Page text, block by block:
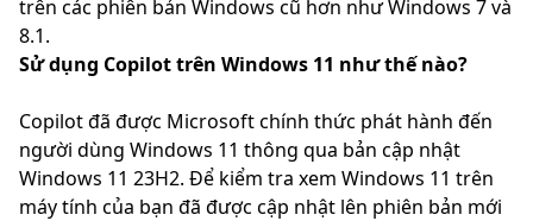
trên các phiên bản Windows cũ hơn như Windows 7 và
8.1.
Sử dụng Copilot trên Windows 11 như thế nào?
Copilot đã được Microsoft chính thức phát hành đến
người dùng Windows 11 thông qua bản cập nhật
Windows 11 23H2. Để kiểm tra xem Windows 11 trên
máy tính của bạn đã được cập nhật lên phiên bản mới